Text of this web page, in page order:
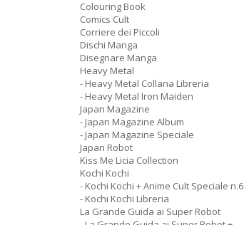
4.90 €
Colouring Book
Comics Cult
Corriere dei Piccoli
Dischi Manga
Disegnare Manga
Heavy Metal
- Heavy Metal Collana Libreria
- Heavy Metal Iron Maiden
Japan Magazine
- Japan Magazine Album
- Japan Magazine Speciale
Japan Robot
Kiss Me Licia Collection
Kochi Kochi
- Kochi Kochi + Anime Cult Speciale n.6
- Kochi Kochi Libreria
La Grande Guida ai Super Robot